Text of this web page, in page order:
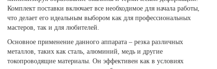
Комплект поставки включает все необходимое для начала работы,
что делает его идеальным выбором как для профессиональных
мастеров, так и для любителей.
Основное применение данного аппарата – резка различных
металлов, таких как сталь, алюминий, медь и другие
токопроводящие материалы. Он эффективен как в условиях